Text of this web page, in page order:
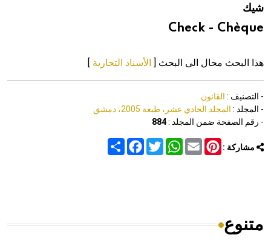
شيك
Check - Chèque
هذا البحث محال الى البحث [ الأسناد التجارية
- التصنيف : القانون
- المجلد : المجلد الحادي عشر، طبعة 2005، دمشق
- رقم الصفحة ضمن المجلد :884
مشاركة : Share
FacebookTwitter
WhatsAppEmail
Pinterest
متنوع